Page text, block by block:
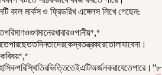
কাল মার্কস ও ফ্রিডরিখ এঙ্গেলস লিখে গেছেন:
”৮